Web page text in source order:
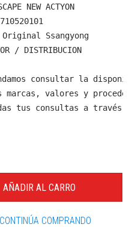
NEW ACTYON
Ssangyong
/ DISTRIBUCION
consultar la
marcas, valores y
tus consultas a través
COMPRANDO